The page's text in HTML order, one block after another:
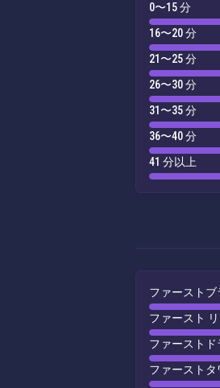
0〜15 分
16〜20 分
21〜25 分
26〜30 分
31〜35 分
36〜40 分
41 分以上
ファーストブ
ファースト
ファーストド
ファーストタ